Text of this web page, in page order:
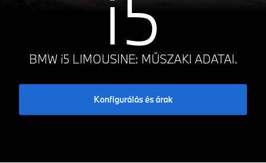
BMW i5 LIMOUSINE: MŰSZAKI ADATAI.
Konfigurálás és árak